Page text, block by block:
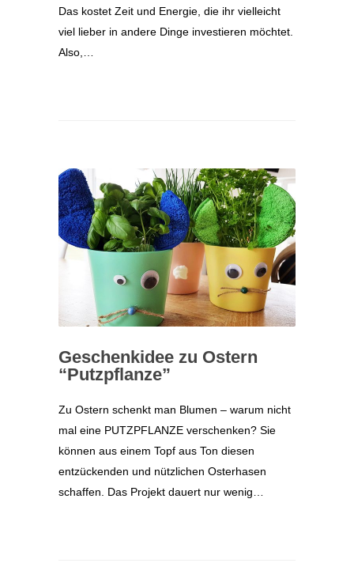
Das kostet Zeit und Energie, die ihr vielleicht
viel lieber in andere Dinge investieren möchtet.
Also,…
Geschenkidee zu Ostern
“Putzpflanze”
Zu Ostern schenkt man Blumen – warum nicht
mal eine PUTZPFLANZE verschenken? Sie
können aus einem Topf aus Ton diesen
entzückenden und nützlichen Osterhasen
schaffen. Das Projekt dauert nur wenig…